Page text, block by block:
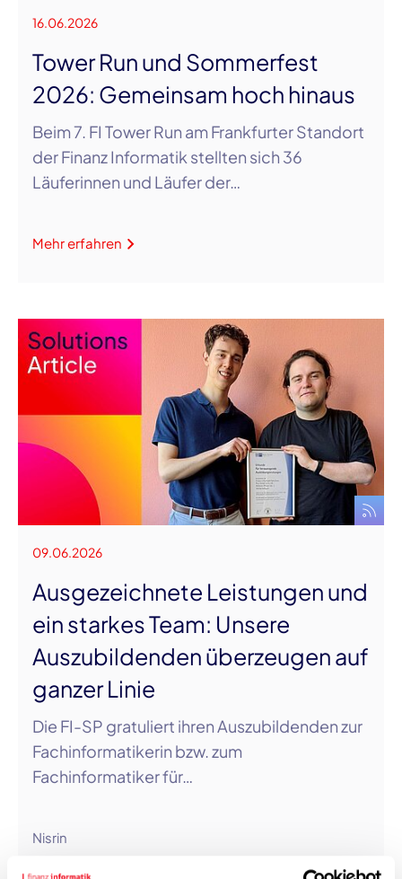
16.06.2026
Tower Run und Sommerfest
2026: Gemeinsam hoch hinaus
Beim 7. FI Tower Run am Frankfurter Standort
der Finanz Informatik stellten sich 36
Läuferinnen und Läufer der…
Mehr erfahren
09.06.2026
Ausgezeichnete Leistungen und
ein starkes Team: Unsere
Auszubildenden überzeugen auf
ganzer Linie
Die FI-SP gratuliert ihren Auszubildenden zur
Fachinformatikerin bzw. zum
Fachinformatiker für…
Nisrin
Mehr erfahren